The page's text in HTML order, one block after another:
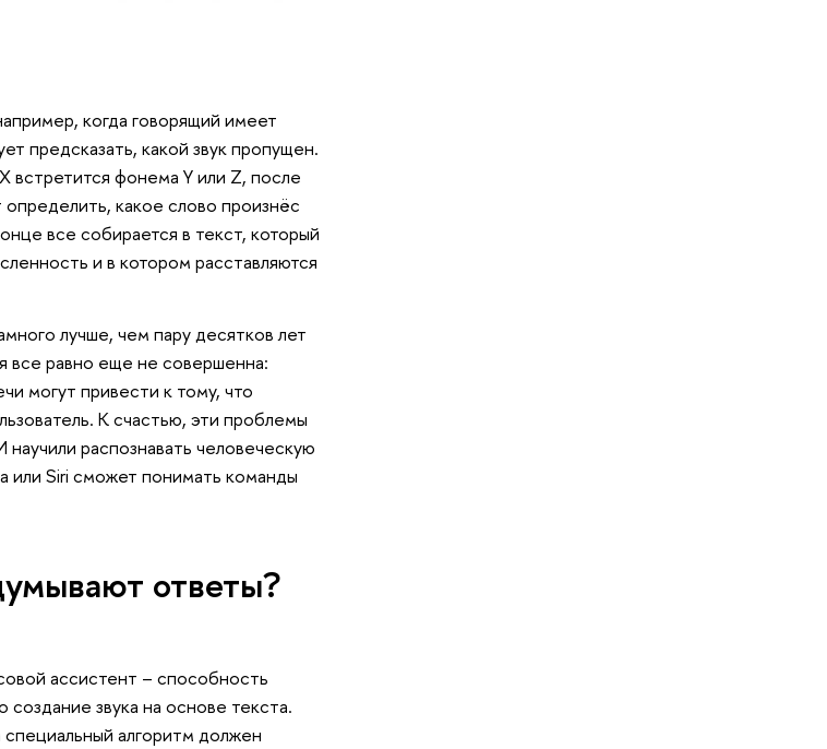
когда говорящий имеет
предсказать, какой звук пропущен.
фонема Y или Z, после
какое слово произнёс
все собирается в текст, который
и в котором расставляются
лучше, чем пару десятков лет
все равно еще не совершенна:
могут привести к тому, что
К счастью, эти проблемы
распознавать человеческую
или Siri сможет понимать команды
ответы?
ассистент – способность
звука на основе текста.
специальный алгоритм должен